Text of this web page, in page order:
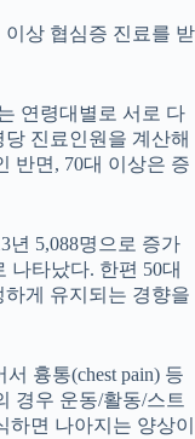
이상 협심증 진료를 받
연령대별로 서로 다
진료인원을 계산해
반면, 70대 이상은 증
년 5,088명으로 증가
나타났다. 한편 50대
게 유지되는 경향을
흉통(chest pain) 등
경우 운동/활동/스트
하면 나아지는 양상이